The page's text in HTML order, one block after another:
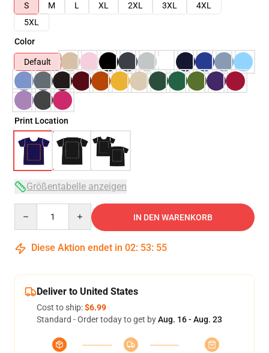
S
M L XL 2XL 3XL
4XL
5XL
Color
Default
Print Location
Größentabelle anzeigen
IN DEN WARENKORB
Diese Aktion endet in 02: 53: 54
Deliver to United States
Cost to ship:$6.99
Standard - Order today to get byAug. 16 - Aug. 23